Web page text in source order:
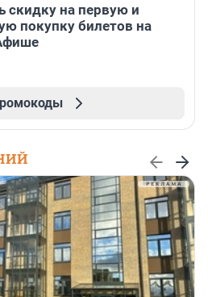
скидку на первую и
покупку билетов на